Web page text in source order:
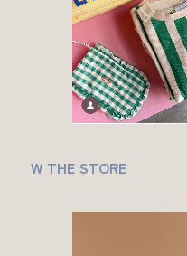
W THE STORE